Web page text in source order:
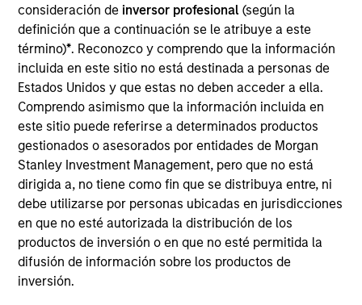
consideración de inversor profesional(según la
definición que a continuación se le atribuye a este
término)*. Reconozco y comprendo que la información
incluida en este sitio no está destinada a personas de
Estados Unidos y que estas no deben acceder a ella.
Comprendo asimismo que la información incluida en
este sitio puede referirse a determinados productos
gestionados o asesorados por entidades de Morgan
Stanley Investment Management, pero que no está
dirigida a, no tiene como fin que se distribuya entre, ni
debe utilizarse por personas ubicadas en jurisdicciones
en que no esté autorizada la distribución de los
productos de inversión o en que no esté permitida la
difusión de información sobre los productos de
inversión.
Transaction Type
Control
Established in 2017, Life & Bio Inc. is a leading health
supplements company in Korea, supported by
strong product development and marketing
capabilities. The company also holds Foodcare, a
subsidiary focused on ready-to-eat baby foods.
View Current Employment Opportunities
View Site
Investment Team
Morgan Stanley Private Equity Asia